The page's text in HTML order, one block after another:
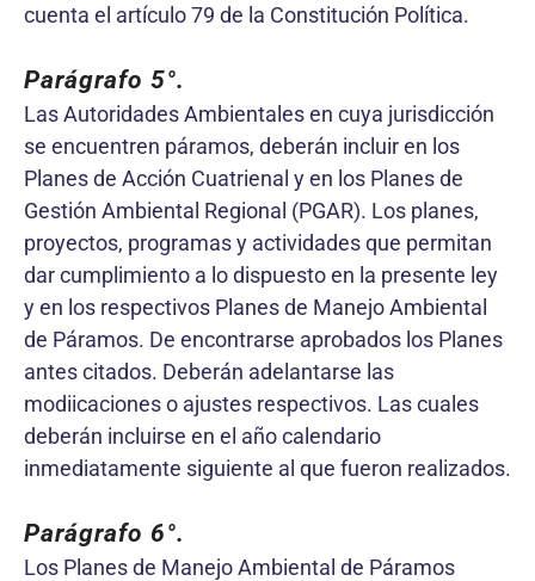
cuenta el artículo 79 de la Constitución Política.
Parágrafo 5°.
Las Autoridades Ambientales en cuya jurisdicción
se encuentren páramos, deberán incluir en los
Planes de Acción Cuatrienal y en los Planes de
Gestión Ambiental Regional (PGAR). Los planes,
proyectos, programas y actividades que permitan
dar cumplimiento a lo dispuesto en la presente ley
y en los respectivos Planes de Manejo Ambiental
de Páramos. De encontrarse aprobados los Planes
antes citados. Deberán adelantarse las
modiicaciones o ajustes respectivos. Las cuales
deberán incluirse en el año calendario
inmediatamente siguiente al que fueron realizados.
Parágrafo 6°.
Los Planes de Manejo Ambiental de Páramos